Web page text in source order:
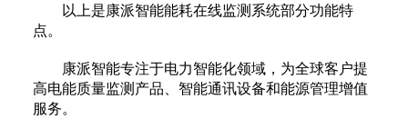
以上是康派智能能耗在线监测系统部分功能特
点。
康派智能专注于电力智能化领域，为全球客户提
高电能质量监测产品、智能通讯设备和能源管理增值
服务。